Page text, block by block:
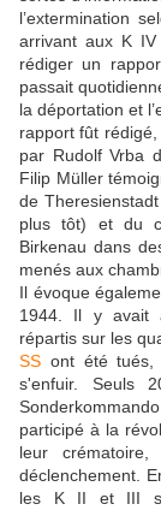
l’extermination
arrivant aux K
rédiger un
passait
la déportation et
rapport fût
par Rudolf Vrba
Filip Müller
de
plus tôt) et du
Birkenau dans
menés aux
Il évoque
1944. Il y avait
répartis sur les
SS ont été
s'enfuir. Seuls
participé à la
leur
déclenchement.
les K II et III